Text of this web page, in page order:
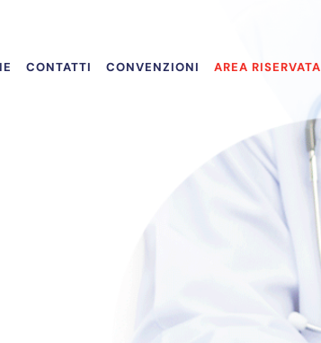
CONTATTI CONVENZIONI AREA RISERVATA